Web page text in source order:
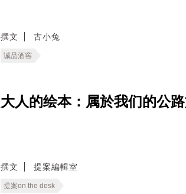
撰文 古小兔
诚品酒窖
大人的绘本：属於我们的公
撰文 提案編輯室
提案on the desk